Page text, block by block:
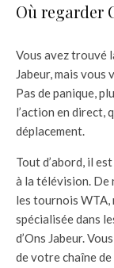
Où regarder
Vous avez trouvé
Jabeur, mais vous
Pas de panique,
l’action en direct,
déplacement.
Tout d’abord, il
à la télévision. De
les tournois WTA,
spécialisée dans
d’Ons Jabeur.
de votre chaîne